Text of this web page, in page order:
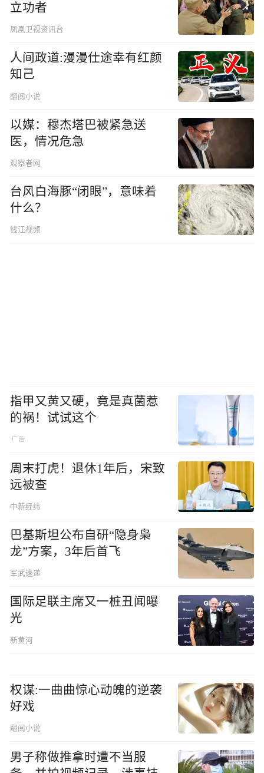
立功者
凤凰卫视资讯台
人间政道:漫漫仕途幸有红颜
知己
翻阅小说
以媒：穆杰塔巴被紧急送
医，情况危急
观察者网
台风白海豚“闭眼”，意味着
什么？
钱江视频
指甲又黄又硬，竟是真菌惹
的祸！试试这个
周末打虎！退休1年后，宋致
远被查
中新经纬
巴基斯坦公布自研“隐身枭
龙”方案，3年后首飞
军武速递
国际足联主席又一桩丑闻曝
光
新黄河
权谋:一曲曲惊心动魄的逆袭
好戏
翻阅小说
男子称做推拿时遭不当服